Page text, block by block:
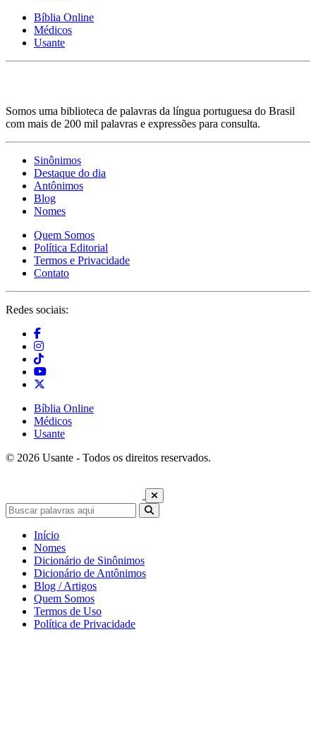
Bíblia Online
Médicos
Usante
Somos uma biblioteca de palavras da língua portuguesa do Brasil
com mais de 200 mil palavras e expressões para consulta.
Sinônimos
Destaque do dia
Antônimos
Blog
Nomes
Quem Somos
Política Editorial
Termos e Privacidade
Contato
Redes sociais:
Bíblia Online
Médicos
Usante
© 2026 Usante - Todos os direitos reservados.
Início
Nomes
Dicionário de Sinônimos
Dicionário de Antônimos
Blog / Artigos
Quem Somos
Termos de Uso
Política de Privacidade